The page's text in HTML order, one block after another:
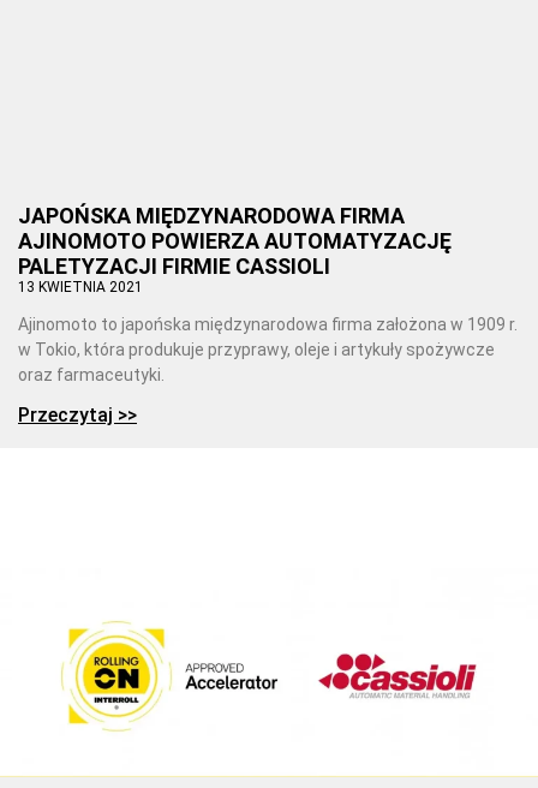
JAPOŃSKA MIĘDZYNARODOWA FIRMA
AJINOMOTO POWIERZA AUTOMATYZACJĘ
PALETYZACJI FIRMIE CASSIOLI
13 KWIETNIA 2021
Ajinomoto to japońska międzynarodowa firma założona w 1909 r.
w Tokio, która produkuje przyprawy, oleje i artykuły spożywcze
oraz farmaceutyki.
Przeczytaj >>